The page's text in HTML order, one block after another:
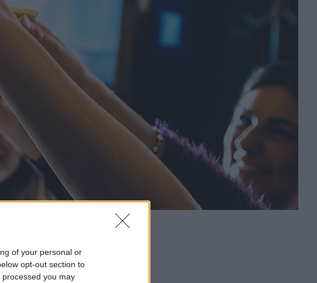
of your personal or
opt-out section to
you may